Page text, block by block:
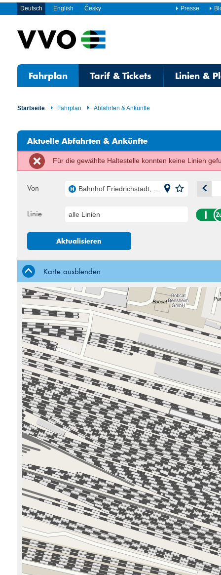
Deutsch English Česky Presse
Fahrplan Tarif & Tickets Linien &
Startseite Fahrplan Abfahrten & Ankünfte
Aktuelle Abfahrten & Ankünfte
Für die gewählte Haltestelle konnten keine Linien
Von Bahnhof Friedrichstadt, Dresden
Mo Di
10 11
24 25
31 1
Linie alle Linien
Aktualisieren
Karte ausblenden